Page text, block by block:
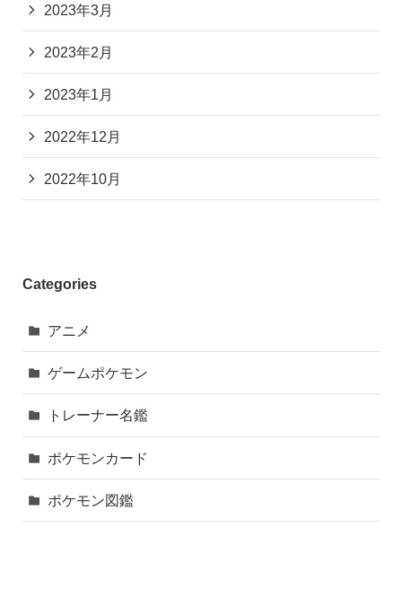
2023年3月
2023年2月
2023年1月
2022年12月
2022年10月
Categories
アニメ
ゲームポケモン
トレーナー名鑑
ポケモンカード
ポケモン図鑑